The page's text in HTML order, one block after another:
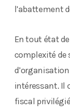
l’abattement
En tout état
complexité de
intéressant. Il
fiscal